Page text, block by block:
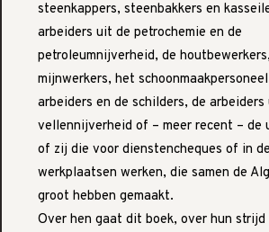
steenkappers, steenbakkers en
arbeiders uit de petrochemie en de
petroleumnijverheid, de
mijnwerkers, het
arbeiders en de schilders, de
vellennijverheid of – meer recent – de
of zij die voor dienstencheques of in
werkplaatsen werken, die samen de
groot hebben gemaakt.
Over hen gaat dit boek, over hun strijd